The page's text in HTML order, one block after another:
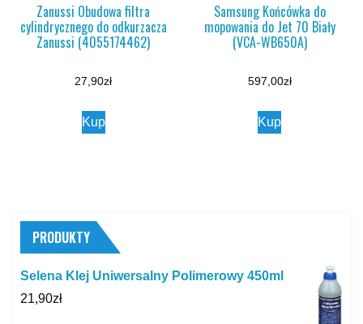
Zanussi Obudowa filtra
cylindrycznego do odkurzacza
Zanussi (4055174462)
27,90zł
Kup
Samsung Końcówka do
mopowania do Jet 70 Biały
(VCA-WB650A)
597,00zł
Kup
PRODUKTY
Selena Klej Uniwersalny Polimerowy 450ml
21,90zł